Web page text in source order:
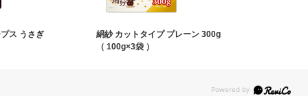
ス うさぎ
絹紗 カットタイプ プレーン 300g
（ 100g×3袋 ）